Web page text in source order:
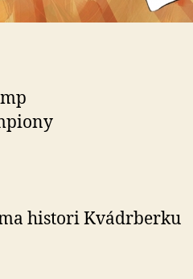
histori Kvádrberku